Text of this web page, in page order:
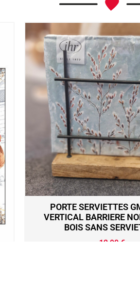
PORTE SERVIETTES
VERTICAL BARRIERE
BOIS SANS
12,90 €